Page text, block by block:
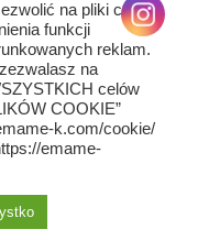
COPYRIGHT
na pliki cookie
funkcji
reklam.
na
celów
COOKIE”
k.com/cookie/
emame-